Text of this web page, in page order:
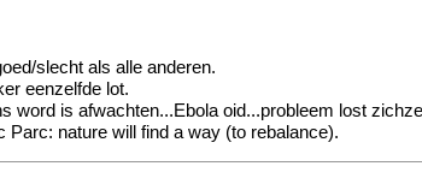
slecht als alle anderen.
eenzelfde lot.
word is afwachten...Ebola oid...probleem lost
nature will find a way (to rebalance).